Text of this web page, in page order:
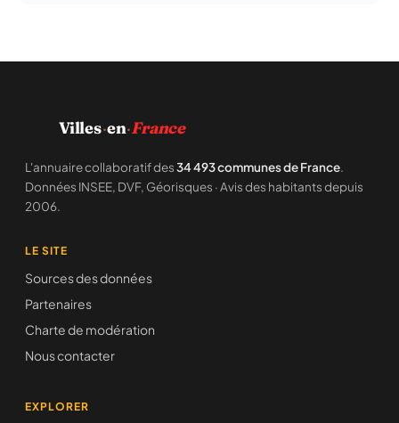
Villes·en·France
L'annuaire collaboratif des34 493 communes de France.
Données INSEE, DVF, Géorisques · Avis des habitants depuis
2006.
LE SITE
Sources des données
Partenaires
Charte de modération
Nous contacter
EXPLORER